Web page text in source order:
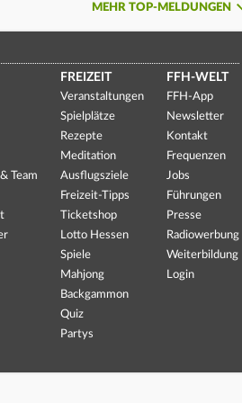
MEHR TOP-MELDUNGEN
Team
FREIZEIT
Veranstaltungen
Spielplätze
Rezepte
Meditation
Ausflugsziele
Freizeit-Tipps
Ticketshop
Lotto Hessen
Spiele
Mahjong
Backgammon
Quiz
Partys
FFH-WELT
FFH-App
Newsletter
Kontakt
Frequenzen
Jobs
Führungen
Presse
Radiowerbung
Weiterbildung
Login